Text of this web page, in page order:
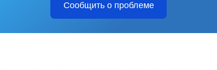
Сообщить о проблеме